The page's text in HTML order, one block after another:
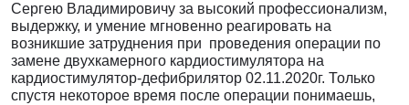
Сергею Владимировичу за высокий профессионализм,
выдержку, и умение мгновенно реагировать на
возникшие затруднения при проведения операции по
замене двухкамерного кардиостимулятора на
кардиостимулятор-дефибрилятор 02.11.2020г. Только
спустя некоторое время после операции понимаешь,